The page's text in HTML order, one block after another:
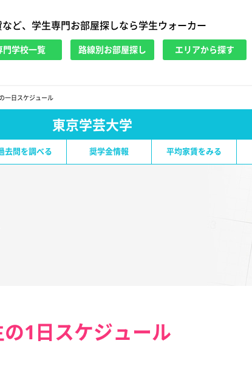
ど、学生専門お部屋探しなら学生ウォーカー
門学校一覧 路線別お部屋探し エリアから探す
一日スケジュール
東京学芸大学
去問を調べる 奨学金情報 平均家賃をみる
1日スケジュール